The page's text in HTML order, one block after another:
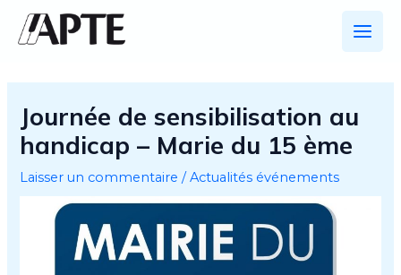
Aller
Menu
Journée de sensibilisation au
handicap – Marie du 15 ème
Laisser un commentaire /Actualités événements